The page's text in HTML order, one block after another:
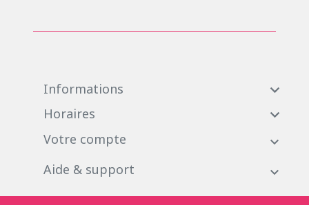
Informations 
Horaires 
Votre compte
Aide & support